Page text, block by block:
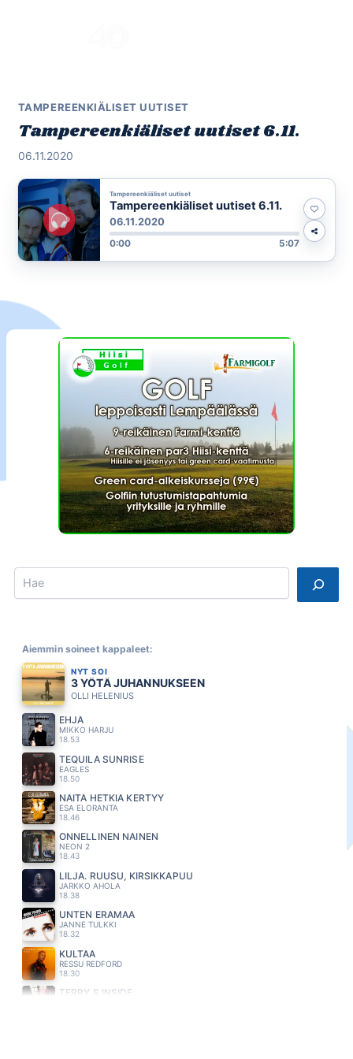
TAMPEREENKIÄLISET UUTISET
Tampereenkiäliset uutiset 6.11.
06.11.2020
Tampereenkiäliset uutiset
Tampereenkiäliset uutiset 6.11.
06.11.2020
0:00 5:07
Search
Aiemmin soineet kappaleet:
NYT SOI
3 YÖTÄ JUHANNUKSEEN
OLLI HELENIUS
EHJÄ
MIKKO HARJU
18.53
TEQUILA SUNRISE
EAGLES
18.50
NÄITÄ HETKIÄ KERTYY
ESA ELORANTA
18.46
ONNELLINEN NAINEN
NEON 2
18.43
LILJA. RUUSU, KIRSIKKAPUU
JARKKO AHOLA
18.38
UNTEN ERAMAA
JANNE TULKKI
18.32
KULTAA
RESSU REDFORD
18.30
TERRY S INSIDE